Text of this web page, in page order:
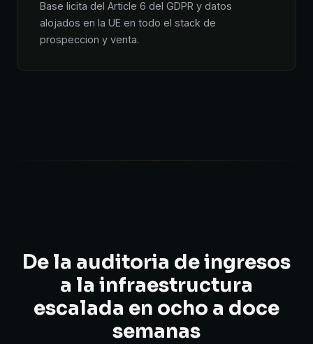
Base licita del Article 6 del GDPR y datos
alojados en la UE en todo el stack de
prospeccion y venta.
De la auditoria de ingresos
a la infraestructura
escalada en ocho a doce
semanas